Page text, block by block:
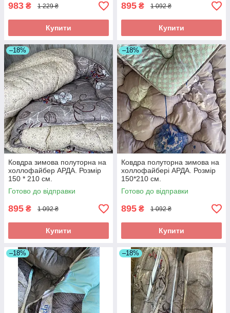
983 ₴ 1 229 ₴
Купити
895 ₴ 1 092 ₴
Купити
–18%
Ковдра зимова полуторна на
холлофайбер АРДА. Розмір
150 * 210 см.
Готово до відправки
895 ₴ 1 092 ₴
Купити
–18%
Ковдра полуторна зимова на
холлофайбері АРДА. Розмір
150*210 см.
Готово до відправки
895 ₴ 1 092 ₴
Купити
–18% –18%